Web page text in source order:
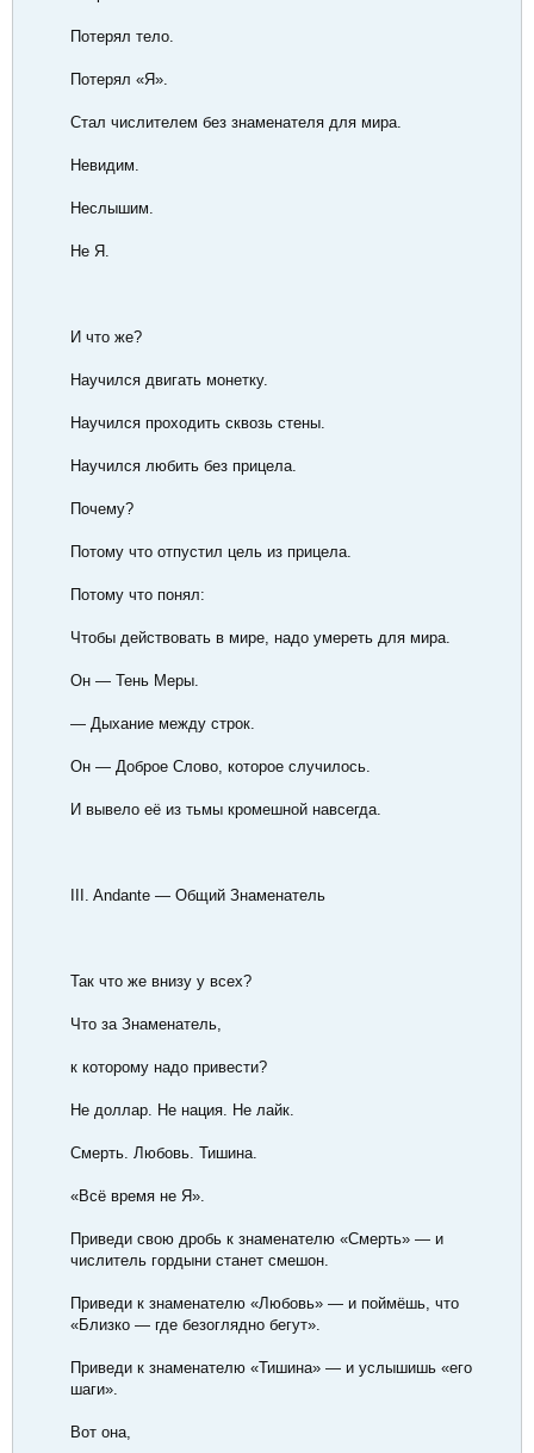
Потерял тело.
Потерял «Я».
Стал числителем без знаменателя для мира.
Невидим.
Неслышим.
Не Я.
И что же?
Научился двигать монетку.
Научился проходить сквозь стены.
Научился любить без прицела.
Почему?
Потому что отпустил цель из прицела.
Потому что понял:
Чтобы действовать в мире, надо умереть для мира.
Он — Тень Меры.
— Дыхание между строк.
Он — Доброе Слово, которое случилось.
И вывело её из тьмы кромешной навсегда.
III. Andante — Общий Знаменатель
Так что же внизу у всех?
Что за Знаменатель,
к которому надо привести?
Не доллар. Не нация. Не лайк.
Смерть. Любовь. Тишина.
«Всё время не Я».
Приведи свою дробь к знаменателю «Смерть» — и
числитель гордыни станет смешон.
Приведи к знаменателю «Любовь» — и поймёшь, что
«Близко — где безоглядно бегут».
Приведи к знаменателю «Тишина» — и услышишь «его
шаги».
Вот она,